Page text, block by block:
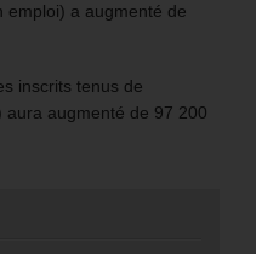
emploi) a augmenté de
inscrits tenus de
aura augmenté de 97 200